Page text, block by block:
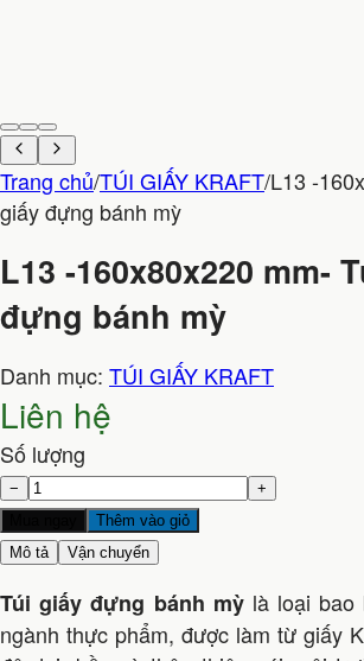
Trang chủ/TÚI GIẤY KRAFT/L13 -
giấy đựng bánh mỳ
L13 -160x80x220 mm-
đựng bánh mỳ
Danh mục: TÚI GIẤY KRAFT
Liên hệ
Số lượng
−
+
Thêm vào giỏ
Mô tả
Vận chuyển
Túi giấy đựng bánh mỳ là loại
ngành thực phẩm, được làm từ giấy